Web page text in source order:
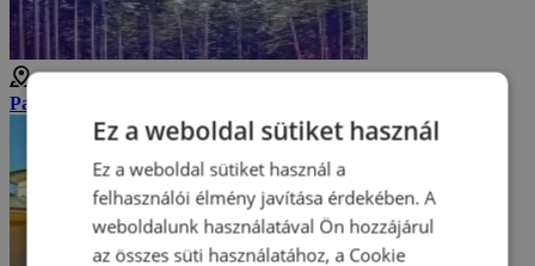
Panská torony
Ez a weboldal sütiket használ
Ez a weboldal sütiket használ a
felhasználói élmény javítása érdekében. A
weboldalunk használatával Ön hozzájárul
az összes süti használatához, a Cookie